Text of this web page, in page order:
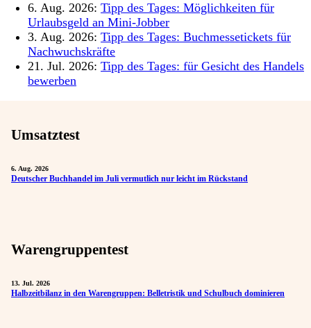
6. Aug. 2026: Tipp des Tages: Möglichkeiten für
Urlaubsgeld an Mini-Jobber
3. Aug. 2026: Tipp des Tages: Buchmessetickets für
Nachwuchskräfte
21. Jul. 2026: Tipp des Tages: für Gesicht des Handels
bewerben
Umsatztest
6. Aug. 2026
Deutscher Buchhandel im Juli vermutlich nur leicht im Rückstand
Warengruppentest
13. Jul. 2026
Halbzeitbilanz in den Warengruppen: Belletristik und Schulbuch dominieren